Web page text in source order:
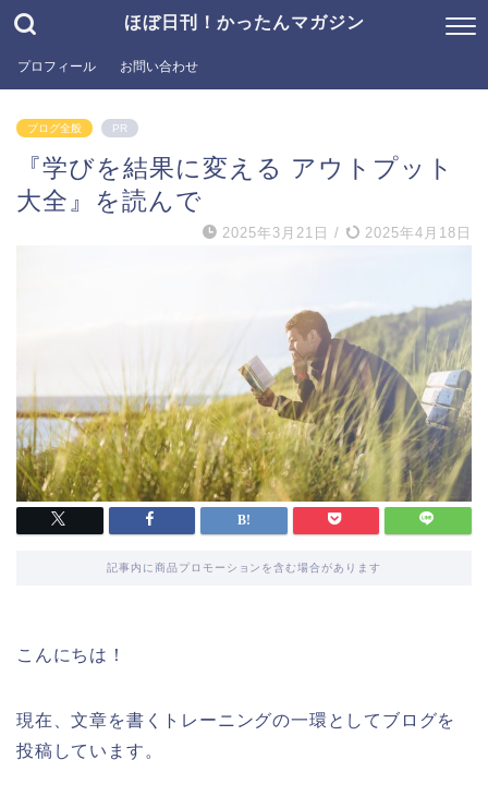
ほぼ日刊！かったんマガジン
プロフィール お問い合わせ
ブログ全般 PR
『学びを結果に変える アウトプット
大全』を読んで
2025年3月21日 / 2025年4月18日
記事内に商品プロモーションを含む場合があります
こんにちは！
現在、文章を書くトレーニングの一環としてブログを
投稿しています。